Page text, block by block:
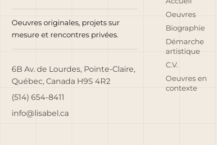
Oeuvres originales, projets sur
mesure et rencontres privées.
6B Av. de Lourdes, Pointe-Claire,
Québec, Canada H9S 4R2
(514) 654-8411
info@lisabel.ca
Oeuvres
Biographie
Démarche
artistique
C.V.
Oeuvres en
contexte